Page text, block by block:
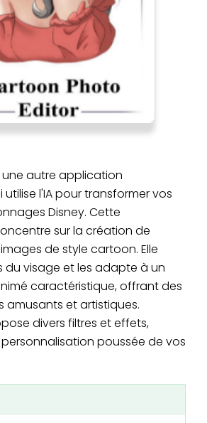
une autre application
l'IA pour transformer vos
Disney. Cette
sur la création de
de style cartoon. Elle
du visage et les adapte à un
caractéristique, offrant des
amusants et artistiques.
divers filtres et effets,
poussée de vos